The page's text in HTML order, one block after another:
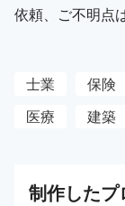
依頼、ご不明点
士業 保険
医療
建築
制作したプ